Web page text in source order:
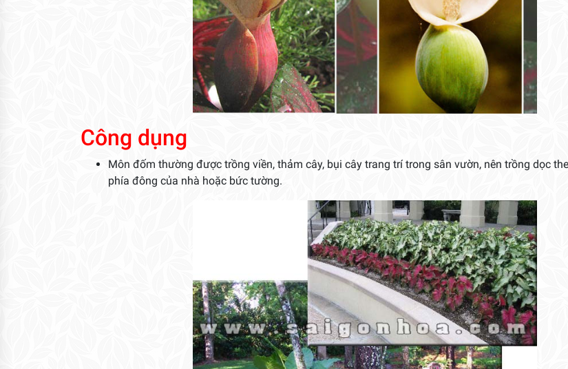
Công dụng
Môn đốm thường được trồng viền, thảm cây, bụi cây trang trí trong sân vườn, nên trồng dọc
phía đông của nhà hoặc bức tường.